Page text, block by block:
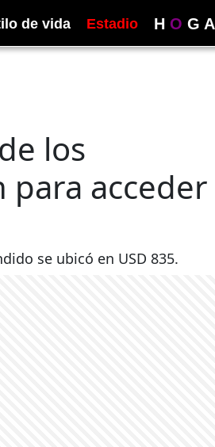
de vida Estadio H O G A
los
para acceder
se ubicó en USD 835.